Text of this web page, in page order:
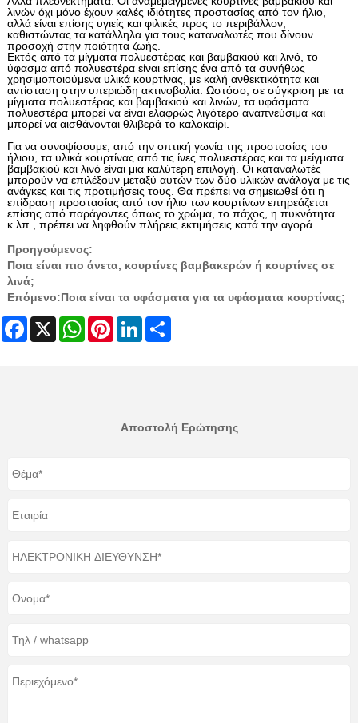
λινών όχι μόνο έχουν καλές ιδιότητες προστασίας από τον ήλιο,
αλλά είναι επίσης υγιείς και φιλικές προς το περιβάλλον,
καθιστώντας τα κατάλληλα για τους καταναλωτές που δίνουν
προσοχή στην ποιότητα ζωής.
Εκτός από τα μίγματα πολυεστέρας και βαμβακιού και λινό, το
ύφασμα από πολυεστέρα είναι επίσης ένα από τα συνήθως
χρησιμοποιούμενα υλικά κουρτίνας, με καλή ανθεκτικότητα και
αντίσταση στην υπεριώδη ακτινοβολία. Ωστόσο, σε σύγκριση με τα
μίγματα πολυεστέρας και βαμβακιού και λινών, τα υφάσματα
πολυεστέρα μπορεί να είναι ελαφρώς λιγότερο αναπνεύσιμα και
μπορεί να αισθάνονται θλιβερά το καλοκαίρι.
Για να συνοψίσουμε, από την οπτική γωνία της προστασίας του
ήλιου, τα υλικά κουρτίνας από τις ίνες πολυεστέρας και τα μείγματα
βαμβακιού και λινό είναι μια καλύτερη επιλογή. Οι καταναλωτές
μπορούν να επιλέξουν μεταξύ αυτών των δύο υλικών ανάλογα με τις
ανάγκες και τις προτιμήσεις τους. Θα πρέπει να σημειωθεί ότι η
επίδραση προστασίας από τον ήλιο των κουρτίνων επηρεάζεται
επίσης από παράγοντες όπως το χρώμα, το πάχος, η πυκνότητα
κ.λπ., πρέπει να ληφθούν πλήρεις εκτιμήσεις κατά την αγορά.
Προηγούμενος:
Ποια είναι πιο άνετα, κουρτίνες βαμβακερών ή κουρτίνες σε
λινά;
Επόμενο:Ποια είναι τα υφάσματα για τα υφάσματα κουρτίνας;
Facebook
X WhatsAppPinterestLinkedIn
Αποστολή Ερώτησης